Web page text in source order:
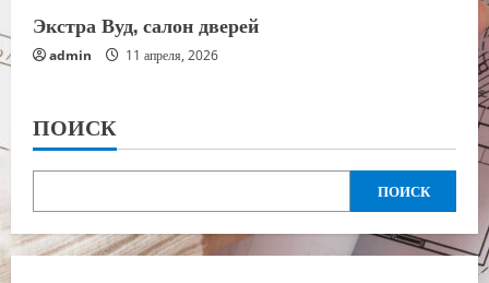
Экстра Вуд, салон дверей
admin 11 апреля, 2026
ПОИСК
ПОИСК